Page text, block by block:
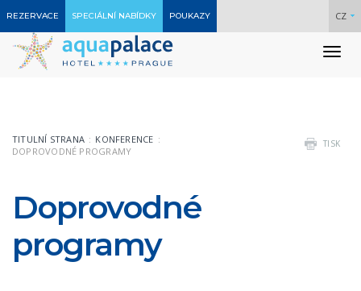
REZERVACE SPECIÁLNÍ NABÍDKY POUKAZY CZ
TISK
TITULNÍ STRANA
KONFERENCE
DOPROVODNÉ PROGRAMY
Doprovodné
programy